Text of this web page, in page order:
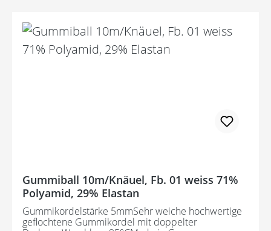
Gummiball 10m/Knäuel, Fb. 01 weiss 71%
Polyamid, 29% Elastan
Gummikordelstärke 5mmSehr weiche hochwertige
geflochtene Gummikordel mit doppelter